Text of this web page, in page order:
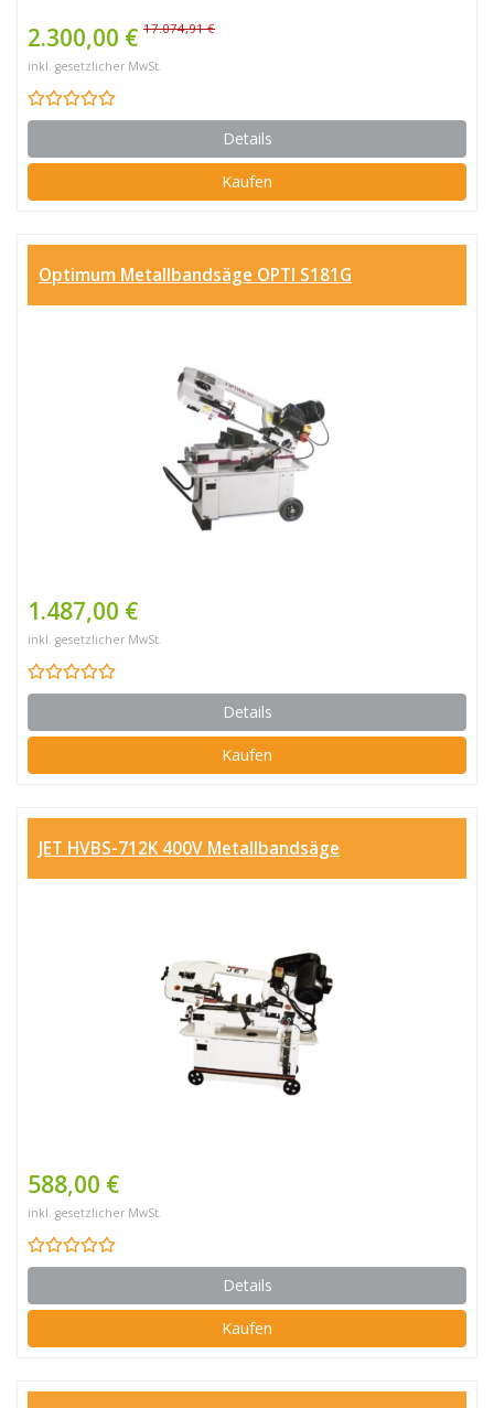
2.300,00 € 17.074,91 €
inkl. gesetzlicher MwSt.
Details
Kaufen
Optimum Metallbandsäge OPTI S181G
1.487,00 €
inkl. gesetzlicher MwSt.
Details
Kaufen
JET HVBS-712K 400V Metallbandsäge
588,00 €
inkl. gesetzlicher MwSt.
Details
Kaufen